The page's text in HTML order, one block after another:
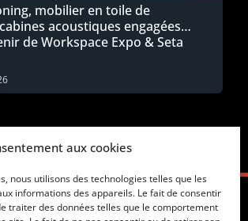
aux cookies
nous utilisons des technologies telles que les
informations des appareils. Le fait de consentir
traiter des données telles que le comportement
mobilier en toile de
acoustiques engagées…
de Workspace Expo & Seta